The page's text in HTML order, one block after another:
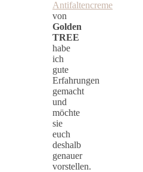
Antifaltencreme
von
Golden
TREE
habe
ich
gute
Erfahrungen
gemacht
und
möchte
sie
euch
deshalb
genauer
vorstellen.